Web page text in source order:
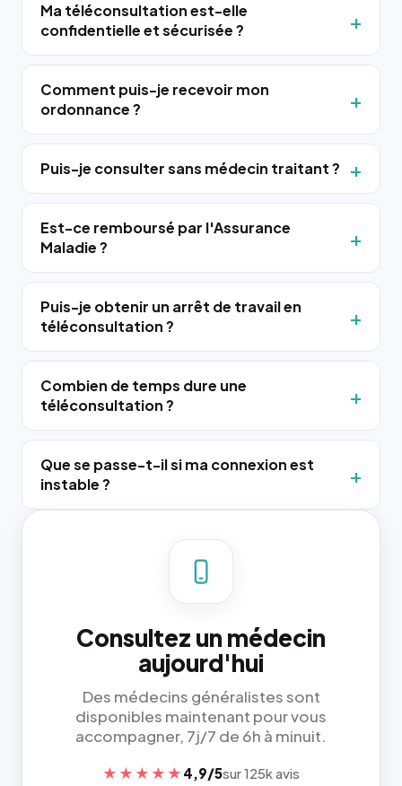
Ma téléconsultation est-elle
confidentielle et sécurisée ?
Comment puis-je recevoir mon
ordonnance ?
Puis-je consulter sans médecin traitant ?
Est-ce remboursé par l'Assurance
Maladie ?
Puis-je obtenir un arrêt de travail en
téléconsultation ?
Combien de temps dure une
téléconsultation ?
Que se passe-t-il si ma connexion est
instable ?
Consultez un médecin
aujourd'hui
Des médecins généralistes sont
disponibles maintenant pour vous
accompagner, 7j/7 de 6h à minuit.
★★★★★ 4,9/5sur 125k avis